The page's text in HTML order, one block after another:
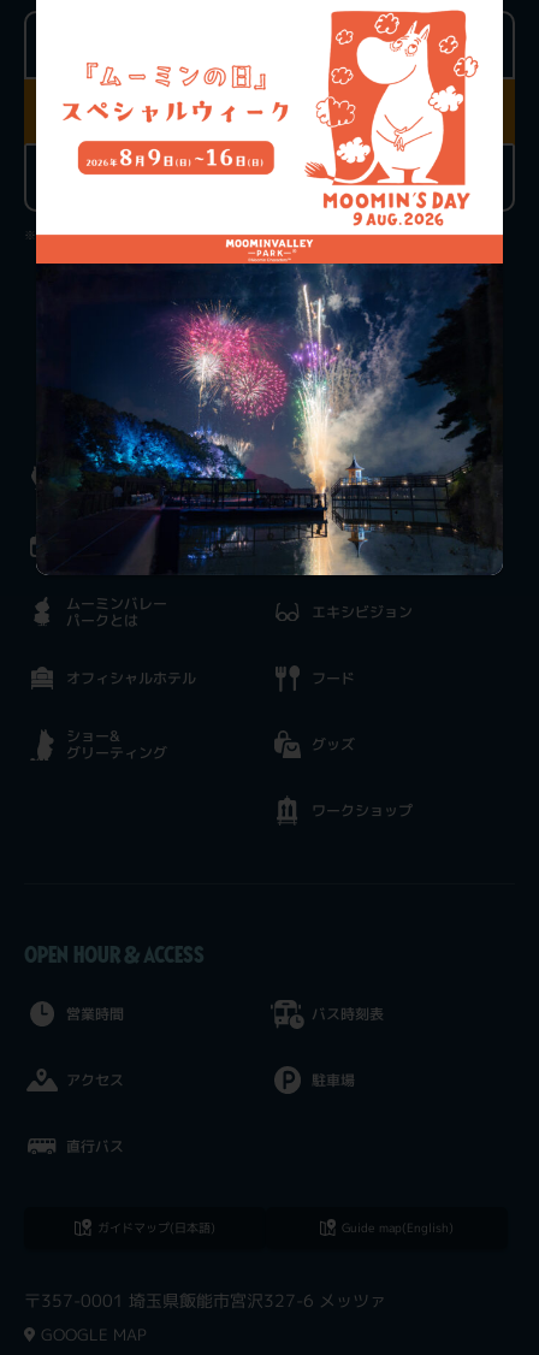
こども
（4歳以上高校生以下）
3,900円
前売り
1,000円
当日チケット 当日チケット
1,300円
※チケットは閉園時間の1時間前までお買い求めいただけます。
チケット購入
料金案内
お知らせ
イベント情報
ムーミンバレー
パークとは
オフィシャルホテル
ショー&
グリーティング
施設一覧
アクティビティ
エキシビジョン
フード
グッズ
ワークショップ
OPEN HOUR & ACCESS
営業時間
アクセス
直行バス
バス時刻表
駐車場
ガイドマップ(日本語) Guide map(English)
〒357-0001 埼玉県飯能市宮沢327-6 メッツァ
GOOGLE MAP